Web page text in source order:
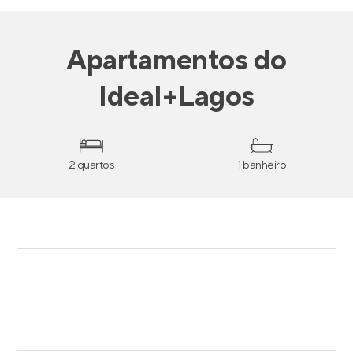
Apartamentosdo
Ideal+Lagos
2 quartos 1 banheiro